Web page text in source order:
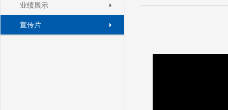
业绩展示
宣传片